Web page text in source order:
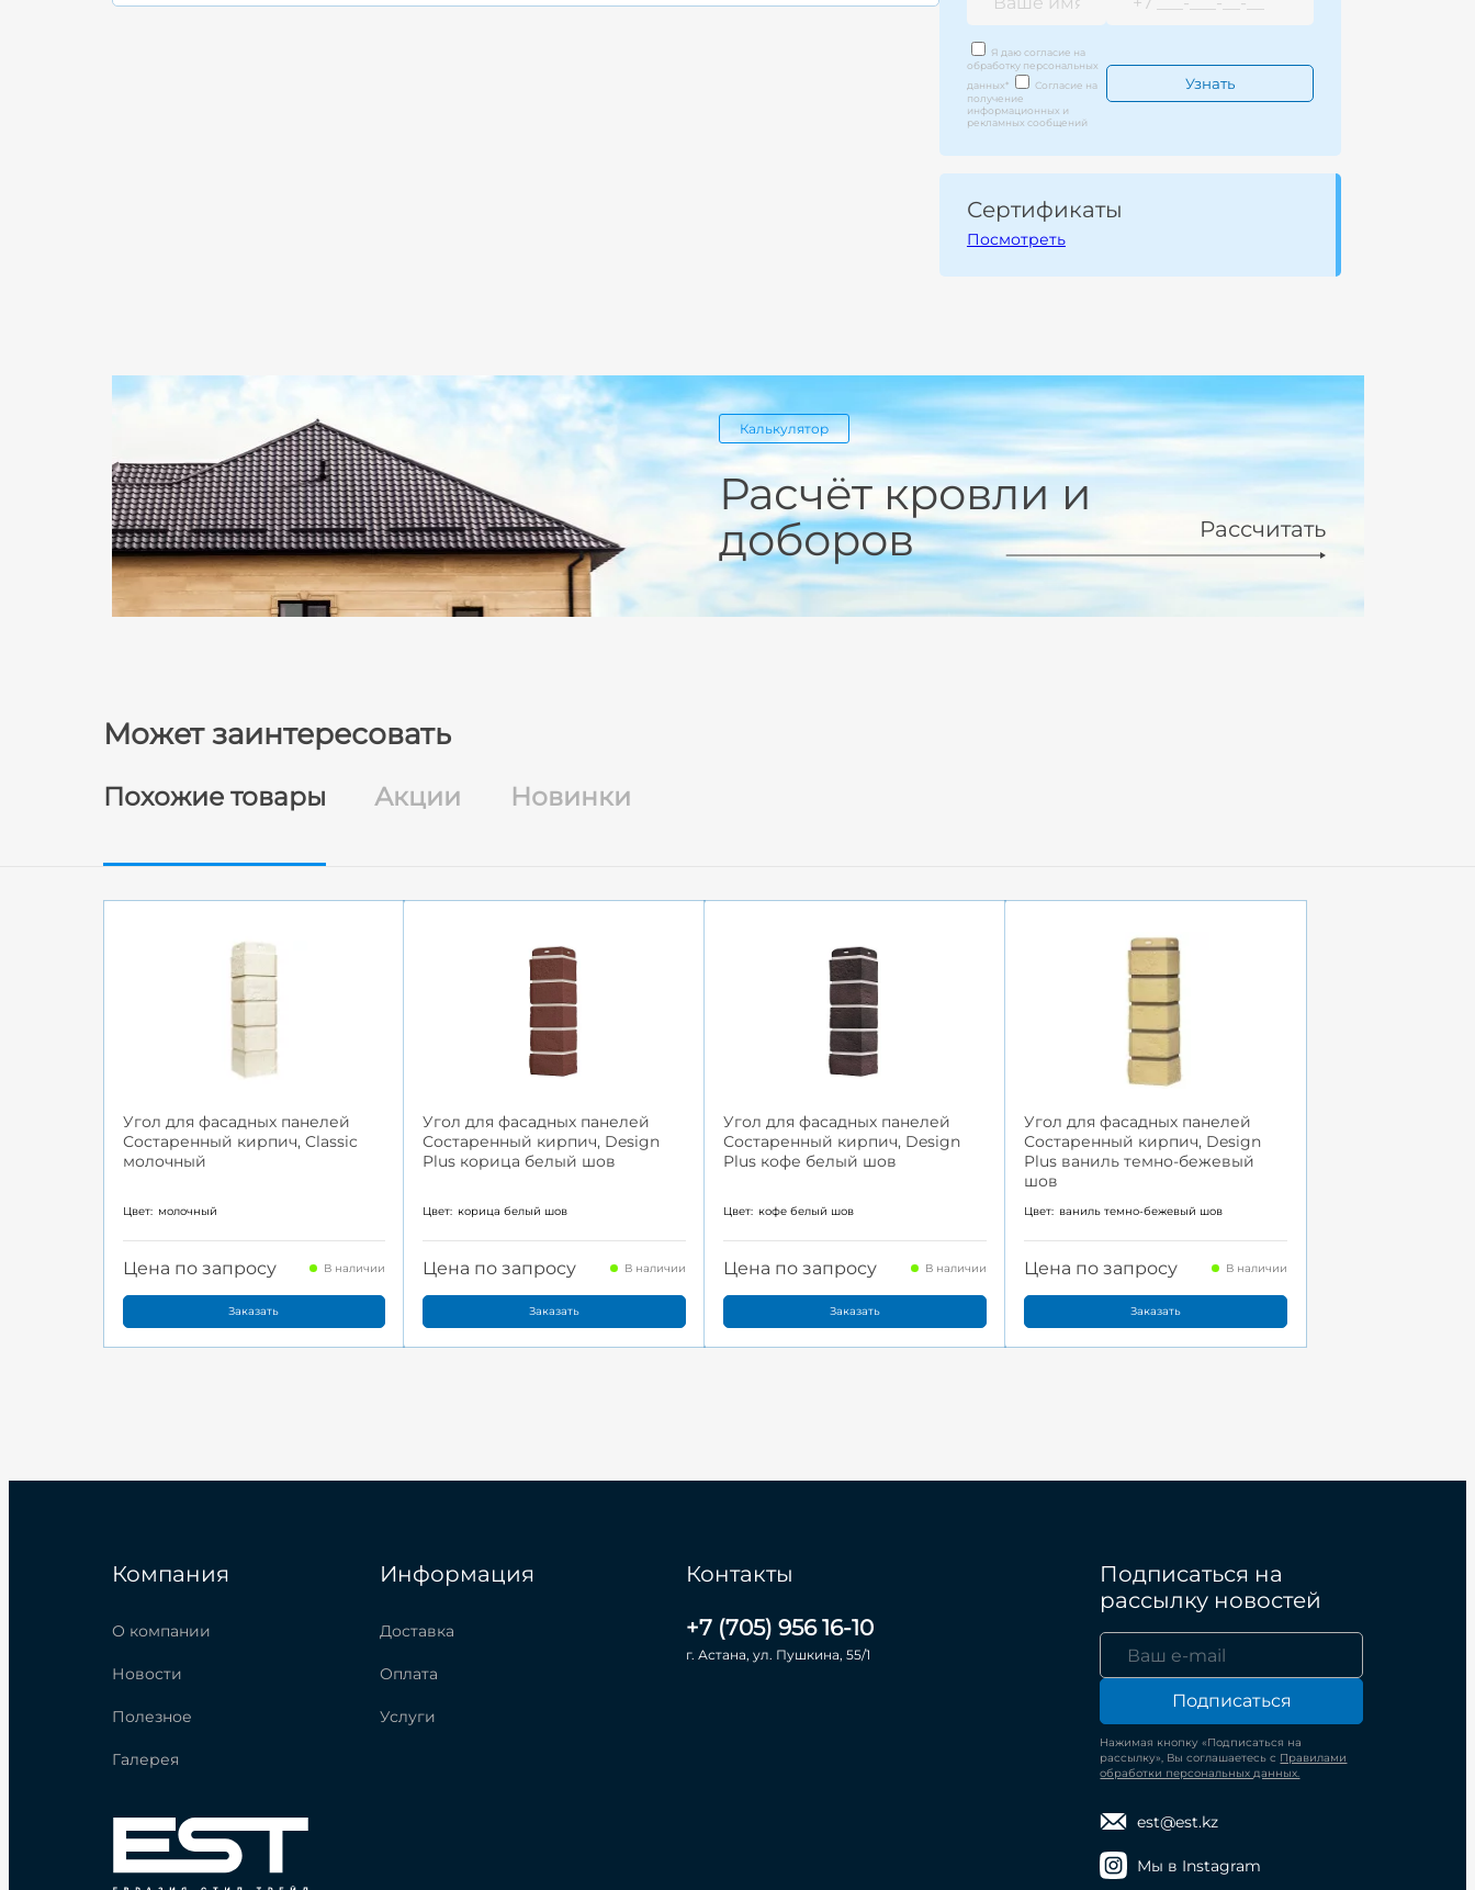
Я даю согласие на
обработку персональных
данных*
Согласие на
получение
информационных и
рекламных сообщений
Сертификаты
Посмотреть
Калькулятор
Расчёт кровли и
доборов
Рассчитать
Может заинтересовать
Похожие товары Акции Новинки
Угол для фасадных панелей
Состаренный кирпич, Classic
молочный
Цвет: молочный
Цена по запросу В наличии
Заказать
Угол для фасадных панелей
Состаренный кирпич, Design
Plus корица белый шов
Цвет: корица белый шов
Цена по запросу В наличии
Заказать
Угол для фасадных панелей
Состаренный кирпич, Design
Plus кофе белый шов
Цвет: кофе белый шов
Цена по запросу В наличии
Заказать
Угол для фасадных панелей
Состаренный кирпич, Design
Plus ваниль темно-бежевый
шов
Цвет: ваниль темно-бежевый шов
Цена по запросу В наличии
Заказать
Компания
О компании
Новости
Полезное
Галерея
Информация
Доставка
Оплата
Услуги
Контакты
+7 (705) 956 16-10
г. Астана, ул. Пушкина, 55/1
Подписаться на
рассылку новостей
Подписаться
Нажимая кнопку «Подписаться на
рассылку», Вы соглашаетесь с Правилами
обработки персональных данных.
est@est.kz
Мы в Instagram